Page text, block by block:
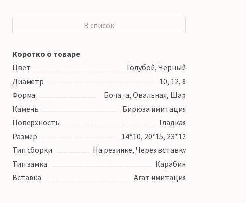
В список
Коротко о товаре
Цвет
Голубой, Черный
Диаметр
10, 12, 8
Форма
Бочата, Овальная, Шар
Камень
Бирюза имитация
Поверхность
Гладкая
Размер
14*10, 20*15, 23*12
Тип сборки
На резинке, Через вставку
Тип замка
Карабин
Вставка
Агат имитация